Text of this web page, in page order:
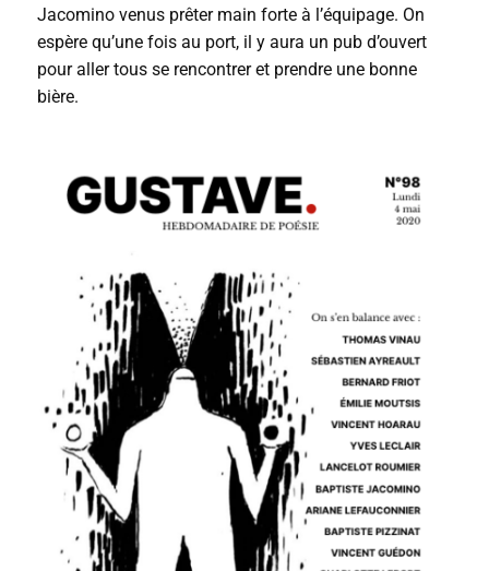
Jacomino venus prêter main forte à l’équipage. On
espère qu’une fois au port, il y aura un pub d’ouvert
pour aller tous se rencontrer et prendre une bonne
bière.